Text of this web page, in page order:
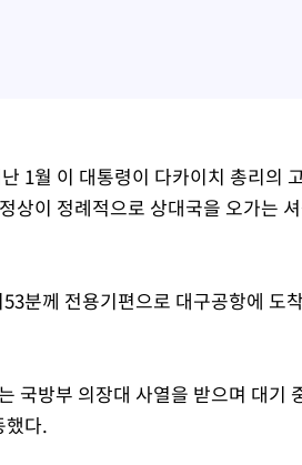
1월 이 대통령이 다카이치 총리의
상이 정례적으로 상대국을 오가는
분께 전용기편으로 대구공항에 도
국방부 의장대 사열을 받으며 대기
했다.